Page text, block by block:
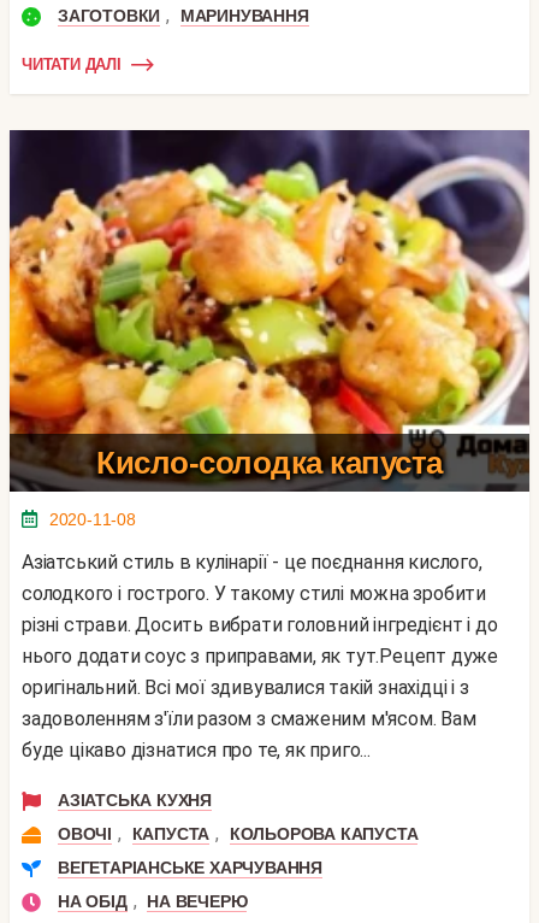
ЗАГОТОВКИ , МАРИНУВАННЯ
ЧИТАТИ ДАЛІ
Кисло-солодка капуста
2020-11-08
Азіатський стиль в кулінарії - це поєднання кислого,
солодкого і гострого. У такому стилі можна зробити
різні страви. Досить вибрати головний інгредієнт і до
нього додати соус з приправами, як тут.Рецепт дуже
оригінальний. Всі мої здивувалися такій знахідці і з
задоволенням з'їли разом з смаженим м'ясом. Вам
буде цікаво дізнатися про те, як приго...
АЗІАТСЬКА КУХНЯ
ОВОЧІ , КАПУСТА ,
КОЛЬОРОВА КАПУСТА
ВЕГЕТАРІАНСЬКЕ ХАРЧУВАННЯ
НА ОБІД ,
НА ВЕЧЕРЮ